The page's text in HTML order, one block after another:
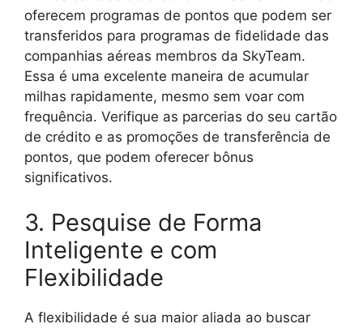
oferecem programas de pontos que podem ser
transferidos para programas de fidelidade das
companhias aéreas membros da SkyTeam.
Essa é uma excelente maneira de acumular
milhas rapidamente, mesmo sem voar com
frequência. Verifique as parcerias do seu cartão
de crédito e as promoções de transferência de
pontos, que podem oferecer bônus
significativos.
3. Pesquise de Forma
Inteligente e com
Flexibilidade
A flexibilidade é sua maior aliada ao buscar